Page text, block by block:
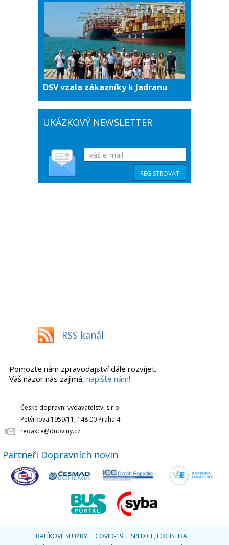
DSV vzala zákazníky k Jadranu
UKÁZKOVÝ NEWSLETTER
RSS kanál
Pomozte nám zpravodajství dále rozvíjet.
Váš názor nás zajímá, napište nám!
České dopravní vydavatelství s.r.o.
Petýrkova 1959/11, 148 00 Praha 4
redakce@dnoviny.cz
Partneři Dopravních novin
BALÍKOVÉ SLUŽBY COVID-19
SPEDICE, LOGISTIKA